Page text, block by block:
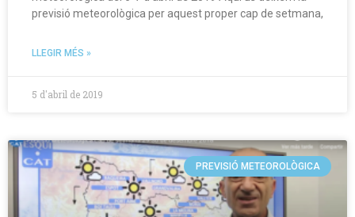
previsió meteorològica per aquest proper cap de setmana,
LLEGIR MÉS »
5 d'abril de 2019
PREVISIÓ METEOROLÒGICA